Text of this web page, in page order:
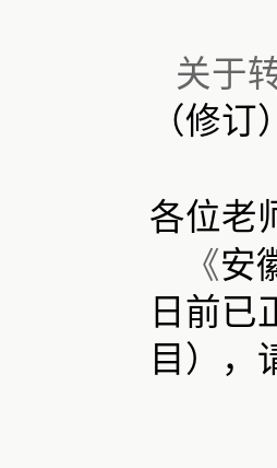
关于
（修
各位老
《安
日前已
目），